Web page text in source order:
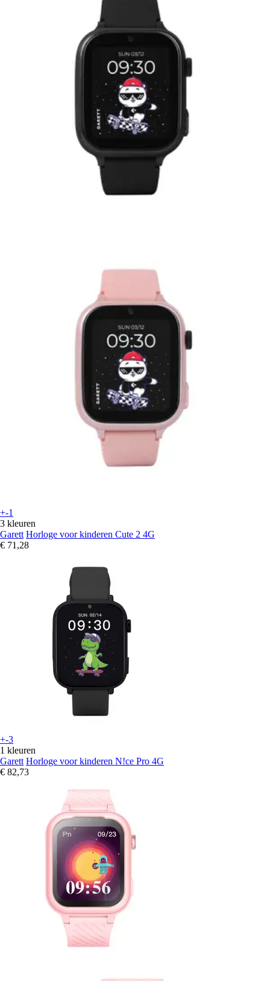
+-1
3 kleuren
Garett Horloge voor kinderen Cute 2 4G
€ 71,28
+-3
1 kleuren
Garett Horloge voor kinderen N!ce Pro 4G
€ 82,73